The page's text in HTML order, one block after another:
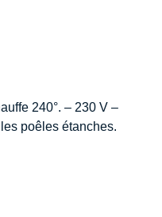
240°. – 230 V –
poêles étanches.